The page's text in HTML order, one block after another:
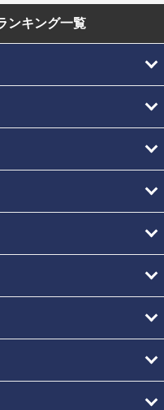
ンキング一覧